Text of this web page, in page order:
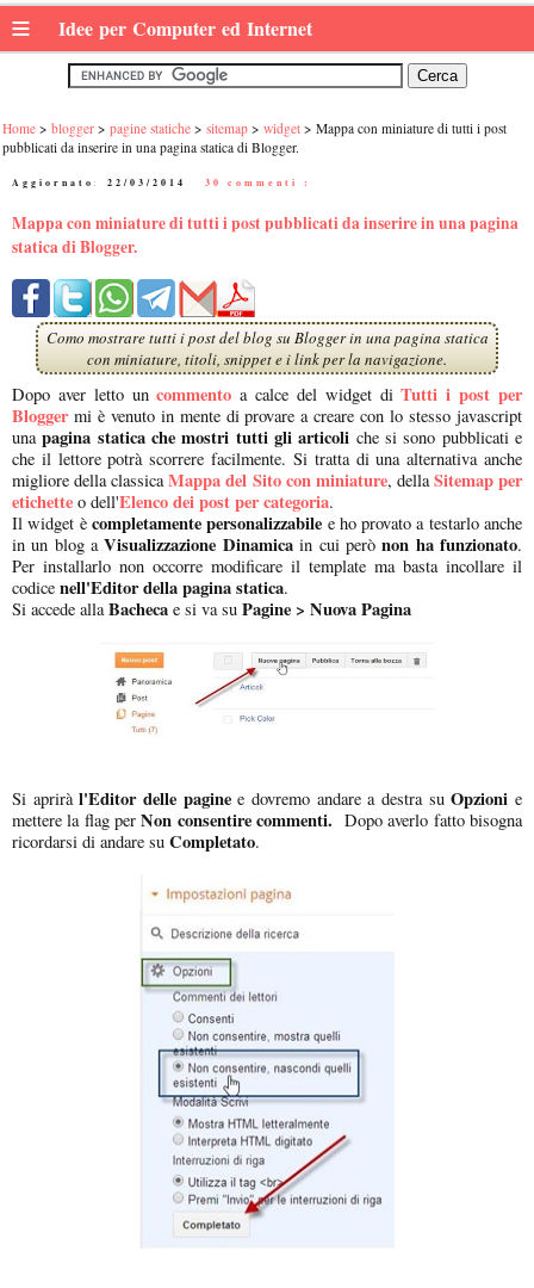
≡ Idee per Computer ed Internet
Home blogger pagine statiche sitemap widget
Mappa con miniature di tutti i post
pubblicati da inserire in una pagina statica di Blogger.
Aggiornato: 22/03/2014 30 commenti :
Mappa con miniature di tutti i post pubblicati da inserire in una pagina
statica di Blogger.
Como mostrare tutti i post del blog su Blogger in una pagina statica
con miniature, titoli, snippet e i link per la navigazione.
Dopo aver letto un commento a calce del widget diTutti i post per
Bloggermi è venuto in mente di provare a creare con lo stesso javascript
unapagina statica che mostri tutti gli articoli che si sono pubblicati e
che il lettore potrà scorrere facilmente. Si tratta di una alternativa anche
migliore della classicaMappa del Sito con miniature, dellaSitemap per
etichette o dell'Elenco dei post per categoria.
Il widget è completamente personalizzabile e ho provato a testarlo anche
in un blog aVisualizzazione Dinamicain cui perònon ha funzionato.
Per installarlo non occorre modificare il template ma basta incollare il
codice nell'Editor della pagina statica.
Si accede allaBacheca e si va su Pagine > Nuova Pagina
Si apriràl'Editor delle paginee dovremo andare a destra suOpzioni e
mettere la flag perNon consentire commenti. Dopo averlo fatto bisogna
ricordarsi di andare su Completato.